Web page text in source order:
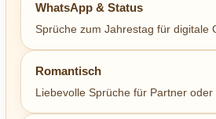
WhatsApp & Status
Sprüche zum Jahrestag für digitale
Romantisch
Liebevolle Sprüche für Partner oder